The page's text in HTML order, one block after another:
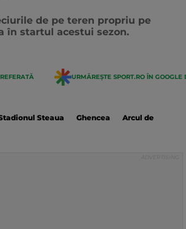
de pe teren propriu pe
în startul acestui sezon.
URMĂREȘTE SPORT.RO ÎN GOOGLE
Steaua Ghencea
Arcul de